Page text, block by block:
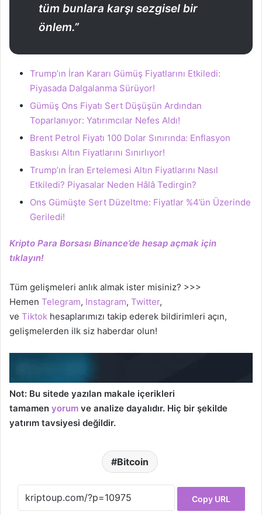
tüm bunlara karşı sezgisel bir
önlem.”
Trump’ın İran Kararı Gümüş Fiyatlarını Etkiledi:
Piyasada Dalgalanma Sürüyor!
Gümüş Ons Fiyatı Sert Düşüşün Ardından
Toparlanıyor: Yatırımcılar Nefes Aldı!
Brent Petrol Fiyatı 100 Dolar Sınırında: Enflasyon
Baskısı Altın Fiyatlarını Sınırlıyor!
Trump’ın İran Ertelemesi Altın Fiyatlarını Nasıl
Etkiledi? Piyasalar Neden Hâlâ Tedirgin?
Ons Gümüşte Sert Düzeltme: Fiyatlar %4’ün Üzerinde
Geriledi!
Kripto Para Borsası Binance’de hesap açmak için
tıklayın!
Tüm gelişmeleri anlık almak ister misiniz? >>>
Hemen Telegram, Instagram, Twitter,
ve Tiktok hesaplarımızı takip ederek bildirimleri açın,
gelişmelerden ilk siz haberdar olun!
Not: Bu sitede yazılan makale içerikleri
tamamen yorum ve analize dayalıdır. Hiç bir şekilde
yatırım tavsiyesi değildir.
Bitcoin
Copy URL